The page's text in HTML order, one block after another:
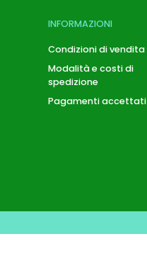
INFORMAZIONI
Condizioni di vendita
Modalità e costi di
spedizione
Pagamenti accettati